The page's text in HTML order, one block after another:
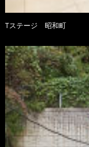
Tステージ 昭和町